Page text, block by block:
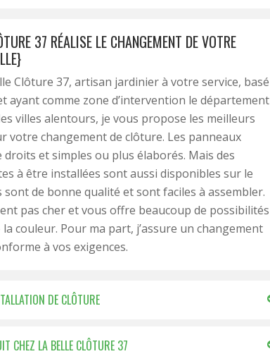
37 RÉALISE LE CHANGEMENT DE VOTRE
Clôture 37, artisan jardinier à votre service, basé
ayant comme zone d’intervention le département
villes alentours, je vous propose les meilleurs
votre changement de clôture. Les panneaux
et simples ou plus élaborés. Mais des
à être installées sont aussi disponibles sur le
sont de bonne qualité et sont faciles à assembler.
pas cher et vous offre beaucoup de possibilités
couleur. Pour ma part, j’assure un changement
à vos exigences.
DE CLÔTURE
CHEZ LA BELLE CLÔTURE 37